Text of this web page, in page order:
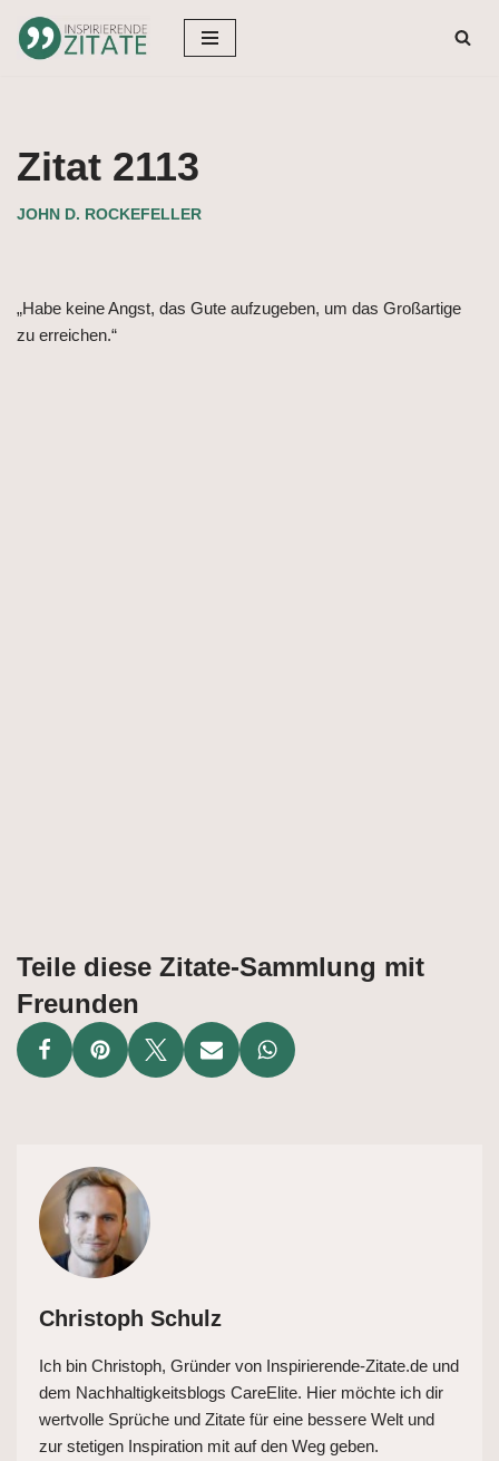
Zum
Zitat 2113
JOHN D. ROCKEFELLER
„Habe keine Angst, das Gute aufzugeben, um das Großartige
zu erreichen.“
Teile diese Zitate-Sammlung mit
Freunden
Christoph Schulz
Ich bin Christoph, Gründer von Inspirierende-Zitate.de und
dem Nachhaltigkeitsblogs CareElite. Hier möchte ich dir
wertvolle Sprüche und Zitate für eine bessere Welt und
zur stetigen Inspiration mit auf den Weg geben.